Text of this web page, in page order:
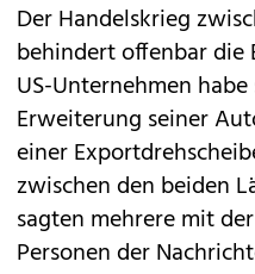
Der Handelskrieg
behindert offenbar die
US-Unternehmen
Erweiterung seiner
einer
zwischen den beiden
sagten mehrere mit
Personen der